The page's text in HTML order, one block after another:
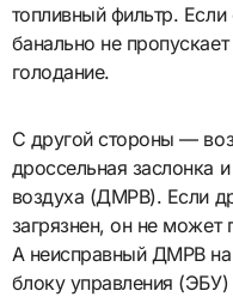
топливный фильтр.
банально не
голодание.
С другой стороны —
дроссельная заслонка
воздуха (ДМРВ). Если
загрязнен, он не может
А неисправный ДМРВ
блоку управления